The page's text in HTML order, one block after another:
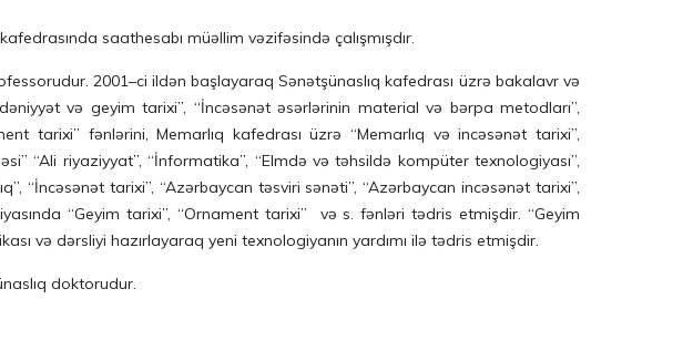
saathesabı müəllim vəzifəsində çalışmışdır.
2001–ci ildən başlayaraq Sənətşünaslıq kafedrası üzrə bakalavr və
və geyim tarixi”, “İncəsənət əsərlərinin material və bərpa metodları”,
tarixi” fənlərini, Memarlıq kafedrası üzrə “Memarlıq və incəsənət tarixi”,
“Ali riyaziyyat”, “İnformatika”, “Elmdə və təhsildə kompüter texnologiyası”,
“İncəsənət tarixi”, “Azərbaycan təsviri sənəti”, “Azərbaycan incəsənət tarixi”,
“Geyim tarixi”, “Ornament tarixi” və s. fənləri tədris etmişdir. “Geyim
və dərsliyi hazırlayaraq yeni texnologiyanın yardımı ilə tədris etmişdir.
doktorudur.